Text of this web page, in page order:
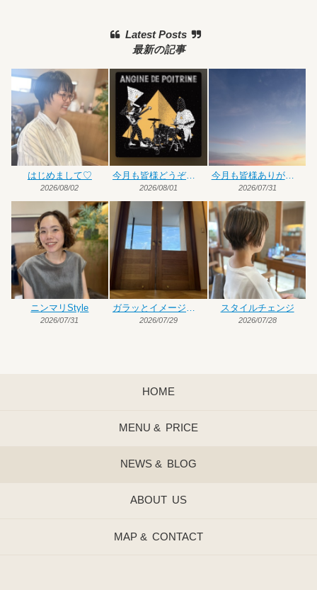
Latest Posts
最新の記事
はじめまして♡
2026/08/02
今月も皆様どうぞよろしくお願いいたします
2026/08/01
今月も皆様ありがとうございました
2026/07/31
ニンマリStyle
2026/07/31 2026/07/29
スタイルチェンジ
2026/07/28
HOME
MENU & PRICE
NEWS & BLOG
ABOUT US
MAP & CONTACT